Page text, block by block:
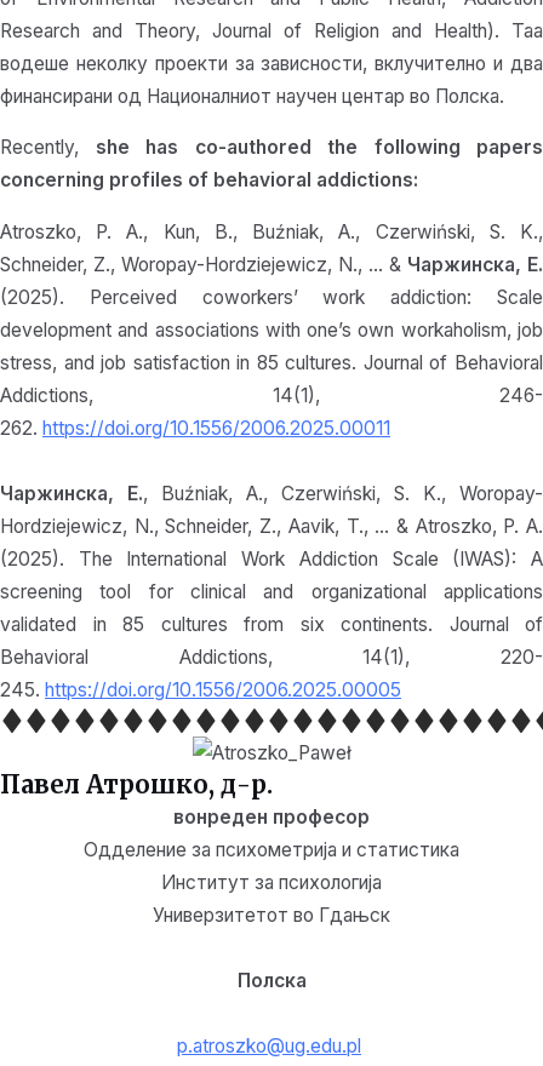
Research and Theory, Journal of Religion and Health). Таа
водеше неколку проекти за зависности, вклучително и два
финансирани од Националниот научен центар во Полска.
Recently, she has co-authored the following papers
concerning profiles of behavioral addictions:
Atroszko, P. A., Kun, B., Buźniak, A., Czerwiński, S. K.,
Schneider, Z., Woropay-Hordziejewicz, N., … & Чаржинска, Е.
(2025). Perceived coworkers’ work addiction: Scale
development and associations with one’s own workaholism, job
stress, and job satisfaction in 85 cultures. Journal of Behavioral
Addictions, 14(1), 246-
262. https://doi.org/10.1556/2006.2025.00011
Чаржинска, Е., Buźniak, A., Czerwiński, S. K., Woropay-
Hordziejewicz, N., Schneider, Z., Aavik, T., … & Atroszko, P. A.
(2025). The International Work Addiction Scale (IWAS): A
screening tool for clinical and organizational applications
validated in 85 cultures from six continents. Journal of
Behavioral Addictions, 14(1), 220-
245. https://doi.org/10.1556/2006.2025.00005
Павел Атрошко, д-р.
вонреден професор
Одделение за психометрија и статистика
Институт за психологија
Универзитетот во Гдањск
Полска
p.atroszko@ug.edu.pl